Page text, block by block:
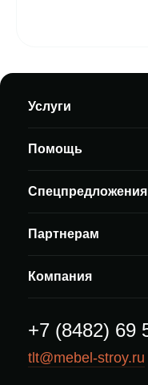
Услуги
Помощь
Спецпредложения
Партнерам
Компания
+7 (8482) 69
tlt@mebel-stroy.ru